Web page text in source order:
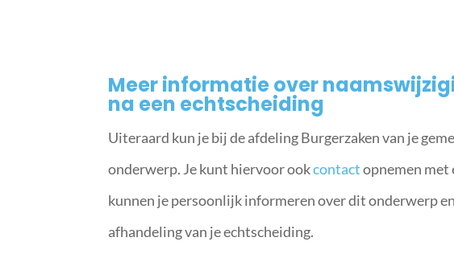
Meer informatie over
na een echtscheiding
Uiteraard kun je bij de afdeling Burgerzaken van je
onderwerp. Je kunt hiervoor ookcontactopnemen met
kunnen je persoonlijk informeren over dit onderwerp
afhandeling van je echtscheiding.